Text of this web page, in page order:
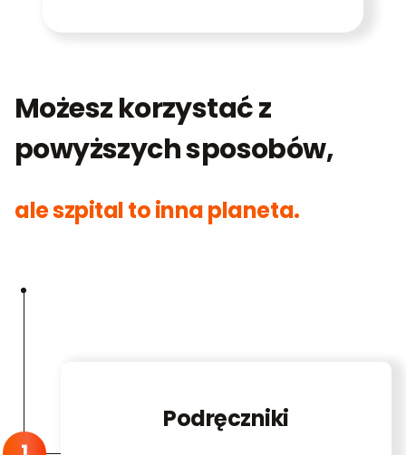
Możesz korzystać z
powyższych sposobów,
ale szpital to inna planeta.
Podręczniki